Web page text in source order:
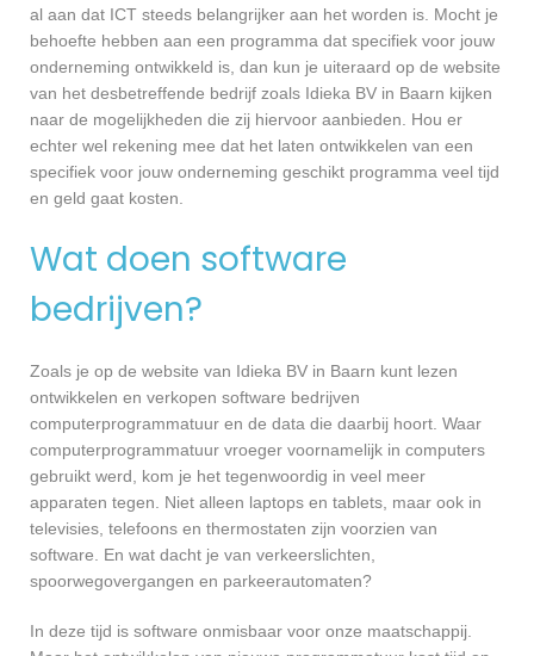
al aan dat ICT steeds belangrijker aan het worden is. Mocht je
behoefte hebben aan een programma dat specifiek voor jouw
onderneming ontwikkeld is, dan kun je uiteraard op de website
van het desbetreffende bedrijf zoals Idieka BV in Baarn kijken
naar de mogelijkheden die zij hiervoor aanbieden. Hou er
echter wel rekening mee dat het laten ontwikkelen van een
specifiek voor jouw onderneming geschikt programma veel tijd
en geld gaat kosten.
Wat doen software
bedrijven?
Zoals je op de website van Idieka BV in Baarn kunt lezen
ontwikkelen en verkopen software bedrijven
computerprogrammatuur en de data die daarbij hoort. Waar
computerprogrammatuur vroeger voornamelijk in computers
gebruikt werd, kom je het tegenwoordig in veel meer
apparaten tegen. Niet alleen laptops en tablets, maar ook in
televisies, telefoons en thermostaten zijn voorzien van
software. En wat dacht je van verkeerslichten,
spoorwegovergangen en parkeerautomaten?
In deze tijd is software onmisbaar voor onze maatschappij.